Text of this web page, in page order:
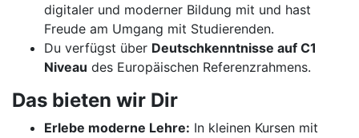
digitaler und moderner Bildung mit und hast
Freude am Umgang mit Studierenden.
Du verfügst über Deutschkenntnisse auf C1
Niveau des Europäischen Referenzrahmens.
Das bieten wir Dir
Erlebe moderne Lehre: In kleinen Kursen mit